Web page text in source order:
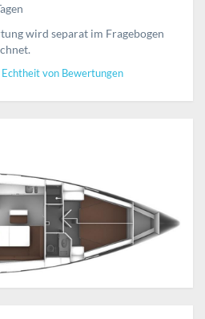
wird separat im Fragebogen
von Bewertungen